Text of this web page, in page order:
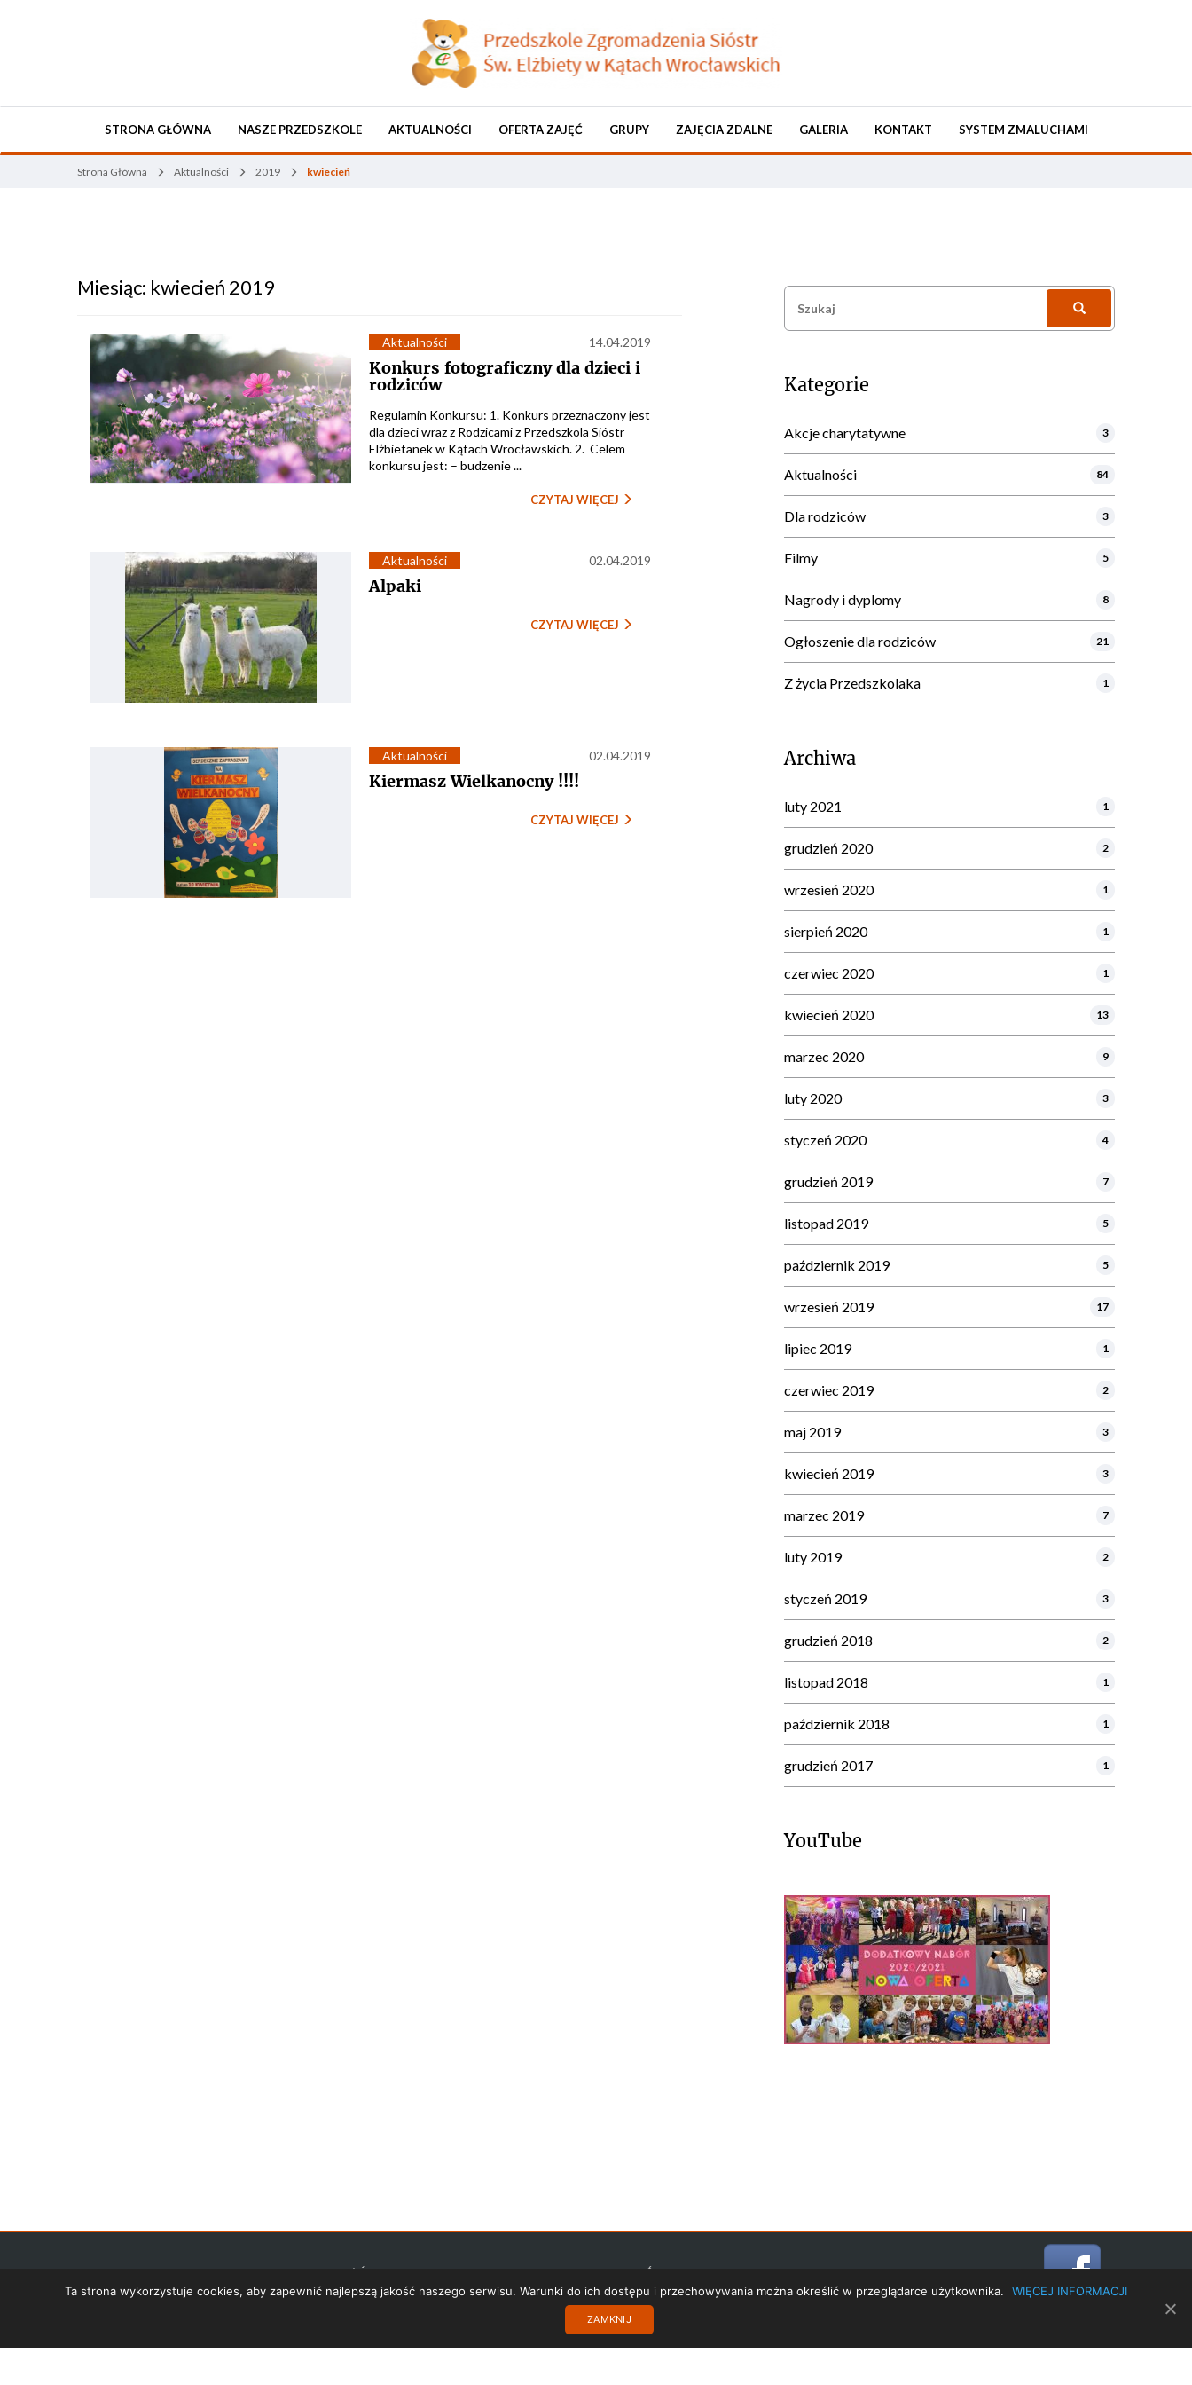
STRONA GŁÓWNA NASZE PRZEDSZKOLE AKTUALNOŚCI OFERTA ZAJĘĆ GRUPY ZAJĘCIA ZDALNE GALERIA KONTAKT SYSTEM ZMALUCHAMI
Strona Główna Aktualności 2019 kwiecień
Miesiąc: kwiecień 2019
Aktualności 14.04.2019
Konkurs fotograficzny dla dzieci i
rodziców
Regulamin Konkursu: 1. Konkurs przeznaczony jest
dla dzieci wraz z Rodzicami z Przedszkola Sióstr
Elżbietanek w Kątach Wrocławskich. 2. Celem
konkursu jest: – budzenie ...
CZYTAJ WIĘCEJ
Aktualności 02.04.2019
Alpaki
CZYTAJ WIĘCEJ
Aktualności 02.04.2019
Kiermasz Wielkanocny !!!!
CZYTAJ WIĘCEJ
Kategorie
Akcje charytatywne 3
Aktualności 84
Dla rodziców 3
Filmy 5
Nagrody i dyplomy 8
Ogłoszenie dla rodziców 21
Z życia Przedszkolaka 1
Archiwa
luty 2021 1
grudzień 2020 2
wrzesień 2020 1
sierpień 2020 1
czerwiec 2020 1
kwiecień 2020 13
marzec 2020 9
luty 2020 3
styczeń 2020 4
grudzień 2019 7
listopad 2019 5
październik 2019 5
wrzesień 2019 17
lipiec 2019 1
czerwiec 2019 2
maj 2019 3
kwiecień 2019 3
marzec 2019 7
luty 2019 2
styczeń 2019 3
grudzień 2018 2
listopad 2018 1
październik 2018 1
grudzień 2017 1
YouTube
Ta strona wykorzystuje cookies, aby zapewnić najlepszą jakość naszego serwisu. Warunki do ich dostępu i przechowywania można określić w przeglądarce użytkownika. WIĘCEJ INFORMACJI
ZAMKNIJ
STRONA GŁÓWNA POLITYKA PRYWATNOŚCI
Copyright 2017 SISMS.pl - SISMS Sp. z o.o.. Wszelkie prawa zastrzeżone.